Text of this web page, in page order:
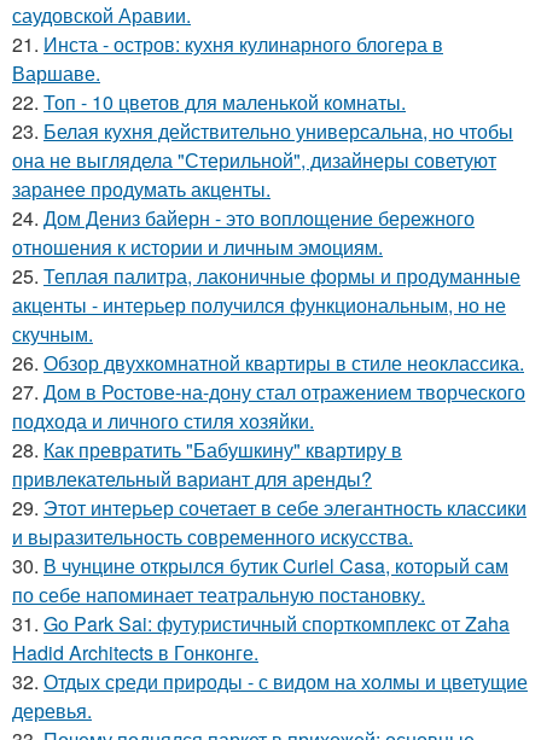
саудовской Аравии.
21. Инста - остров: кухня кулинарного блогера в
Варшаве.
22. Топ - 10 цветов для маленькой комнаты.
23. Белая кухня действительно универсальна, но чтобы
она не выглядела "Стерильной", дизайнеры советуют
заранее продумать акценты.
24. Дом Дениз байерн - это воплощение бережного
отношения к истории и личным эмоциям.
25. Теплая палитра, лаконичные формы и продуманные
акценты - интерьер получился функциональным, но не
скучным.
26. Обзор двухкомнатной квартиры в стиле неоклассика.
27. Дом в Ростове-на-дону стал отражением творческого
подхода и личного стиля хозяйки.
28. Как превратить "Бабушкину" квартиру в
привлекательный вариант для аренды?
29. Этот интерьер сочетает в себе элегантность классики
и выразительность современного искусства.
30. В чунцине открылся бутик Curiel Casa, который сам
по себе напоминает театральную постановку.
31. Go Park Sai: футуристичный спорткомплекс от Zaha
Hadid Architects в Гонконге.
32. Отдых среди природы - с видом на холмы и цветущие
деревья.